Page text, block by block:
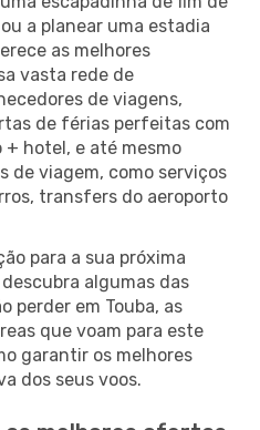
a planear uma estadia
as melhores
vasta rede de
de viagens,
de férias perfeitas com
+ hotel, e até mesmo
de viagem, como serviços
transfers do aeroporto
para a sua próxima
algumas das
perder em Touba, as
que voam para este
garantir os melhores
dos seus voos.